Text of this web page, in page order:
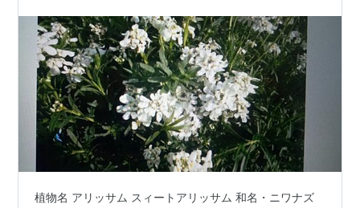
植物名 アリッサム スィートアリッサム 和名・ニワナズ